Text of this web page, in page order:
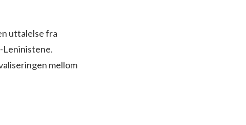
uttalelse fra
mellom